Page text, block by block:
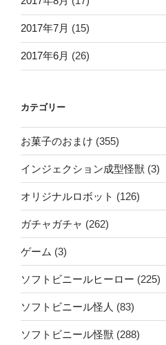
2017年7月 (15)
2017年6月 (26)
カテゴリー
お菓子のおまけ (355)
インジェクション成型怪獣 (3)
オリジナルロボット (126)
ガチャガチャ (262)
ゲーム (3)
ソフトビニールヒーロー (225)
ソフトビニール怪人 (83)
ソフトビニール怪獣 (288)